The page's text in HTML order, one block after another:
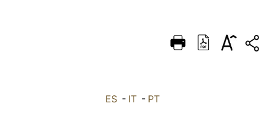
DEUTSCH
ES - IT - PT